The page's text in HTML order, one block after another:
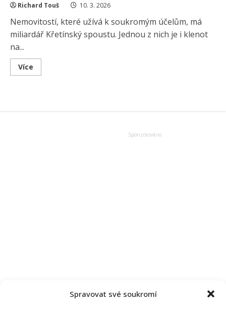
Spravovat své soukromí
Richard Touš 10. 3. 2026
Nemovitostí, které užívá k soukromým účelům, má
miliardář Křetínský spoustu. Jednou z nich je i klenot
na...
Více
more